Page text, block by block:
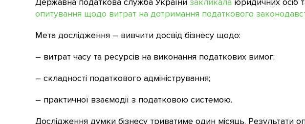
опитування щодо витрат на дотримання податкового
Мета дослідження – вивчити досвід бізнесу щодо:
– витрат часу та ресурсів на виконання податкових вимог;
– складності податкового адміністрування;
– практичної взаємодії з податковою системою.
Дослідження думки бізнесу триватиме один місяць. Результати